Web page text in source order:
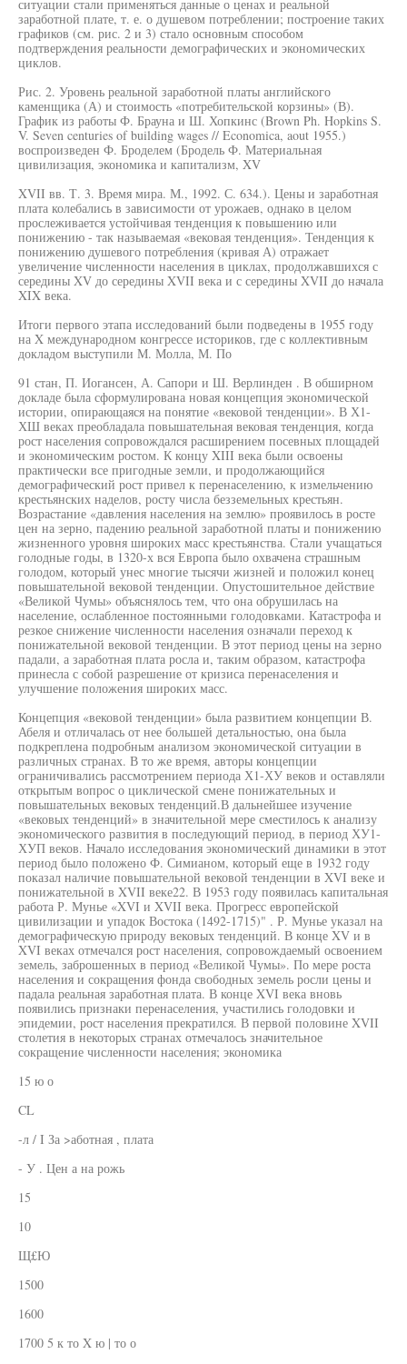
ситуации стали применяться данные о ценах и реальной
заработной плате, т. е. о душевом потреблении; построение таких
графиков (см. рис. 2 и 3) стало основным способом
подтверждения реальности демографических и экономических
циклов.
Рис. 2. Уровень реальной заработной платы английского
каменщика (А) и стоимость «потребительской корзины» (В).
График из работы Ф. Брауна и Ш. Хопкинс (Brown Ph. Hopkins S.
V. Seven centuries of building wages // Economica, aout 1955.)
воспроизведен Ф. Броделем (Бродель Ф. Материальная
цивилизация, экономика и капитализм, XV
XVII вв. Т. 3. Время мира. М., 1992. С. 634.). Цены и заработная
плата колебались в зависимости от урожаев, однако в целом
прослеживается устойчивая тенденция к повышению или
понижению - так называемая «вековая тенденция». Тенденция к
понижению душевого потребления (кривая А) отражает
увеличение численности населения в циклах, продолжавшихся с
середины XV до середины XVII века и с середины XVII до начала
XIX века.
Итоги первого этапа исследований были подведены в 1955 году
на X международном конгрессе историков, где с коллективным
докладом выступили М. Молла, М. По
91 стан, П. Иогансен, А. Сапори и Ш. Верлинден . В обширном
докладе была сформулирована новая концепция экономической
истории, опирающаяся на понятие «вековой тенденции». В Х1-
ХШ веках преобладала повышательная вековая тенденция, когда
рост населения сопровождался расширением посевных площадей
и экономическим ростом. К концу XIII века были освоены
практически все пригодные земли, и продолжающийся
демографический рост привел к перенаселению, к измельчению
крестьянских наделов, росту числа безземельных крестьян.
Возрастание «давления населения на землю» проявилось в росте
цен на зерно, падению реальной заработной платы и понижению
жизненного уровня широких масс крестьянства. Стали учащаться
голодные годы, в 1320-х вся Европа было охвачена страшным
голодом, который унес многие тысячи жизней и положил конец
повышательной вековой тенденции. Опустошительное действие
«Великой Чумы» объяснялось тем, что она обрушилась на
население, ослабленное постоянными голодовками. Катастрофа и
резкое снижение численности населения означали переход к
понижательной вековой тенденции. В этот период цены на зерно
падали, а заработная плата росла и, таким образом, катастрофа
принесла с собой разрешение от кризиса перенаселения и
улучшение положения широких масс.
Концепция «вековой тенденции» была развитием концепции В.
Абеля и отличалась от нее большей детальностью, она была
подкреплена подробным анализом экономической ситуации в
различных странах. В то же время, авторы концепции
ограничивались рассмотрением периода Х1-ХУ веков и оставляли
открытым вопрос о циклической смене понижательных и
повышательных вековых тенденций.В дальнейшее изучение
«вековых тенденций» в значительной мере сместилось к анализу
экономического развития в последующий период, в период ХУ1-
ХУП веков. Начало исследования экономический динамики в этот
период было положено Ф. Симианом, который еще в 1932 году
показал наличие повышательной вековой тенденции в XVI веке и
понижательной в XVII веке22. В 1953 году появилась капитальная
работа Р. Мунье «XVI и XVII века. Прогресс европейской
цивилизации и упадок Востока (1492-1715)" . Р. Мунье указал на
демографическую природу вековых тенденций. В конце XV и в
XVI веках отмечался рост населения, сопровождаемый освоением
земель, заброшенных в период «Великой Чумы». По мере роста
населения и сокращения фонда свободных земель росли цены и
падала реальная заработная плата. В конце XVI века вновь
появились признаки перенаселения, участились голодовки и
эпидемии, рост населения прекратился. В первой половине XVII
столетия в некоторых странах отмечалось значительное
сокращение численности населения; экономика
15 ю о
CL
-л / I За >аботная , плата
- У . Цен а на рожь
15
10
Щ£Ю
1500
1600
1700 5 к то X ю | то о